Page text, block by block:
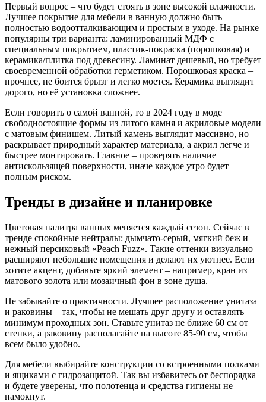
Первый вопрос – что будет стоять в зоне высокой влажности.
Лучшее покрытие для мебели в ванную должно быть
полностью водоотталкивающим и простым в уходе. На рынке
популярны три варианта: ламинированный МДФ с
специальным покрытием, пластик‑покраска (порошковая) и
керамика/плитка под древесину. Ламинат дешевый, но требует
своевременной обработки герметиком. Порошковая краска –
прочнее, не боится брызг и легко моется. Керамика выглядит
дорого, но её установка сложнее.
Если говорить о самой ванной, то в 2024 году в моде
свободностоящие формы из литого камня и акриловые модели
с матовым финишем. Литый камень выглядит массивно, но
раскрывает природный характер материала, а акрил легче и
быстрее монтировать. Главное – проверять наличие
антискользящей поверхности, иначе каждое утро будет
полным риском.
Тренды в дизайне и планировке
Цветовая палитра ванных меняется каждый сезон. Сейчас в
тренде спокойные нейтралы: дымчато‑серый, мягкий беж и
нежный персиковый «Peach Fuzz». Такие оттенки визуально
расширяют небольшие помещения и делают их уютнее. Если
хотите акцент, добавьте яркий элемент – например, кран из
матового золота или мозаичный фон в зоне душа.
Не забывайте о практичности. Лучшее расположение унитаза
и раковины – так, чтобы не мешать друг другу и оставлять
минимум проходных зон. Ставьте унитаз не ближе 60 см от
стенки, а раковину располагайте на высоте 85‑90 см, чтобы
всем было удобно.
Для мебели выбирайте конструкции со встроенными полками
и ящиками с гидрозащитой. Так вы избавитесь от беспорядка
и будете уверены, что полотенца и средства гигиены не
намокнут.